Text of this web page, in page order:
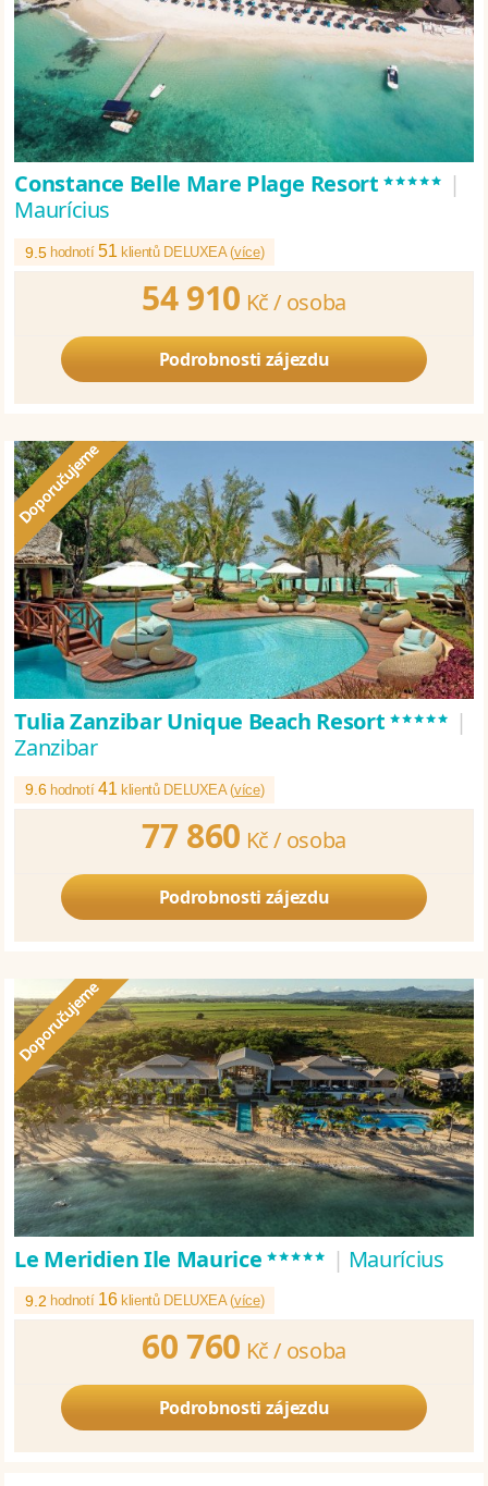
Constance Belle Mare Plage Resort***** |
Maurícius
9.5 hodnotí51klientů DELUXEA (více)
54 910 Kč / osoba
Podrobnosti zájezdu
Tulia Zanzibar Unique Beach Resort***** |
Zanzibar
9.6 hodnotí41 klientů DELUXEA (více)
77 860 Kč / osoba
Podrobnosti zájezdu
Le Meridien Ile Maurice***** | Maurícius
9.2 hodnotí 16klientů DELUXEA (více)
60 760 Kč / osoba
Podrobnosti zájezdu